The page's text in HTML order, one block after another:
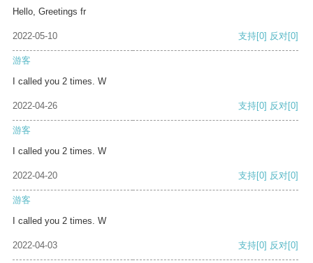
Hello, Greetings fr
2022-05-10 支持[0] 反对[0]
游客
I called you 2 times. W
2022-04-26 支持[0] 反对[0]
游客
I called you 2 times. W
2022-04-20 支持[0] 反对[0]
游客
I called you 2 times. W
2022-04-03 支持[0] 反对[0]